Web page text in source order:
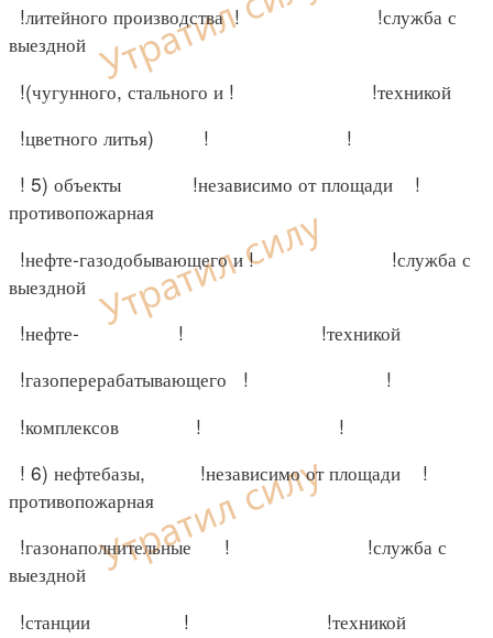
!литейного производства ! !служба с
выездной
!(чугунного, стального и ! !техникой
!цветного литья) ! !
! 5) объекты !независимо от площади !
противопожарная
!нефте-газодобывающего и ! !служба с
выездной
!нефте- ! !техникой
!газоперерабатывающего ! !
!комплексов ! !
! 6) нефтебазы, !независимо от площади !
противопожарная
!газонаполнительные ! !служба с
выездной
!станции ! !техникой